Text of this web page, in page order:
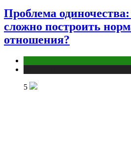
Проблема
сложно построить
отношения?
5